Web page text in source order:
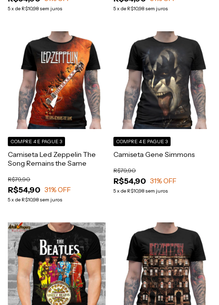
5x de R$10,98 sem juros 5x de R$10,98 sem juros
Camiseta Led Zeppelin The
Song Remains the Same
R$54,90
R$79,90
31% OFF
5x de R$10,98 sem juros
COMPRE 4 E PAGUE 3
Camiseta Gene Simmons
R$54,90
R$79,90
31% OFF
5x de R$10,98 sem juros
COMPRE 4 E PAGUE 3